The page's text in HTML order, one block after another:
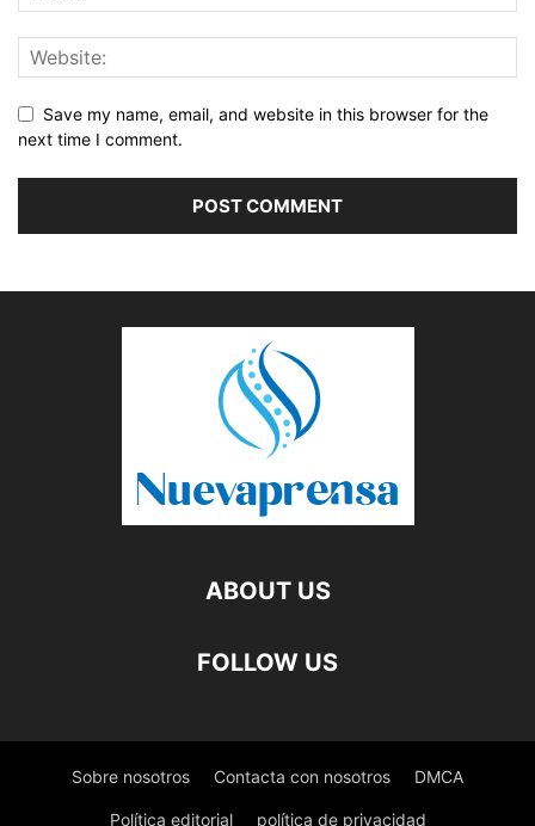
Save my name, email, and website in this browser for the
next time I comment.
ABOUT US
FOLLOW US
Sobre nosotros Contacta con nosotros DMCA
Política editorial política de privacidad